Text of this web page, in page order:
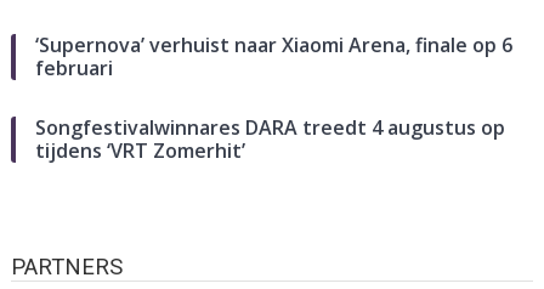
‘Supernova’ verhuist naar Xiaomi Arena, finale op 6
februari
Songfestivalwinnares DARA treedt 4 augustus op
tijdens ‘VRT Zomerhit’
PARTNERS